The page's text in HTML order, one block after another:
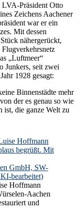
LVA-Präsident Otto
Zeichens Aachener
war er ein
Mit dessen
nähergerückt,
„Luftmeer“
Junkers, seit zwei
1928 gesagt:
Binnenstädte mehr
der es genau so wie
die ganze Welt zu
Hoffmann
Aachen
und